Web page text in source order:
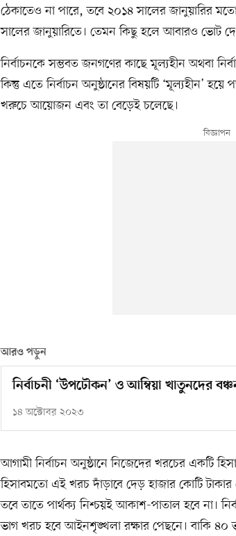
ঠেকাতেও না পারে, তবে ২০১৪ সালের জানুয়ারির
সালের জানুয়ারিতে। তেমন কিছু হলে আবারও ভোট
নির্বাচনকে সম্ভবত জনগণের কাছে মূল্যহীন অথবা
কিন্তু এতে নির্বাচন অনুষ্ঠানের বিষয়টি ‘মূল্যহীন’
খরুচে আয়োজন এবং তা বেড়েই চলেছে।
আরও পড়ুন
নির্বাচনী ‘উপঢৌকন’ ও আম্বিয়া খাতুনদের
১৪ অক্টোবর ২০২৩
আগামী নির্বাচন অনুষ্ঠানে নিজেদের খরচের একটি
হিসাবমতো এই খরচ দাঁড়াবে দেড় হাজার কোটি টাকার
তবে তাতে পার্থক্য নিশ্চয়ই আকাশ-পাতাল হবে না।
ভাগ খরচ হবে আইনশৃঙ্খলা রক্ষার পেছনে। বাকি ৪০